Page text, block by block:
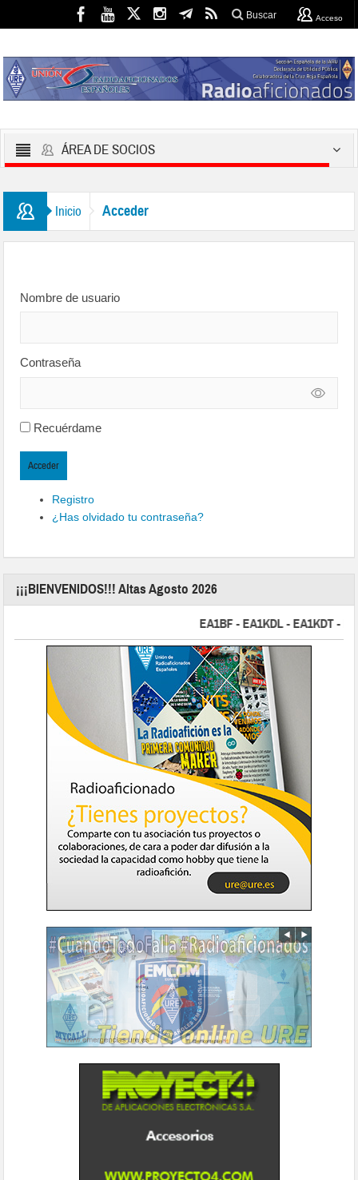
Buscar Acceso
ÁREA DE SOCIOS
Inicio Acceder
Nombre de usuario
Contraseña
Recuérdame
Acceder
Registro
¿Has olvidado tu contraseña?
¡¡¡BIENVENIDOS!!! Altas Agosto 2026
EA1BF - EA1KDL - EA1KDT -